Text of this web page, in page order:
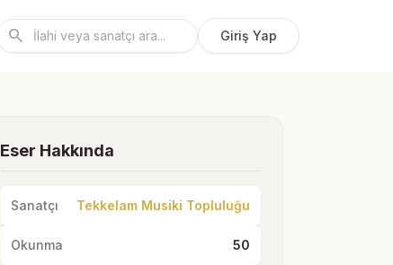
search Giriş Yap
Eser Hakkında
Sanatçı Tekkelam Musiki Topluluğu
Okunma 50